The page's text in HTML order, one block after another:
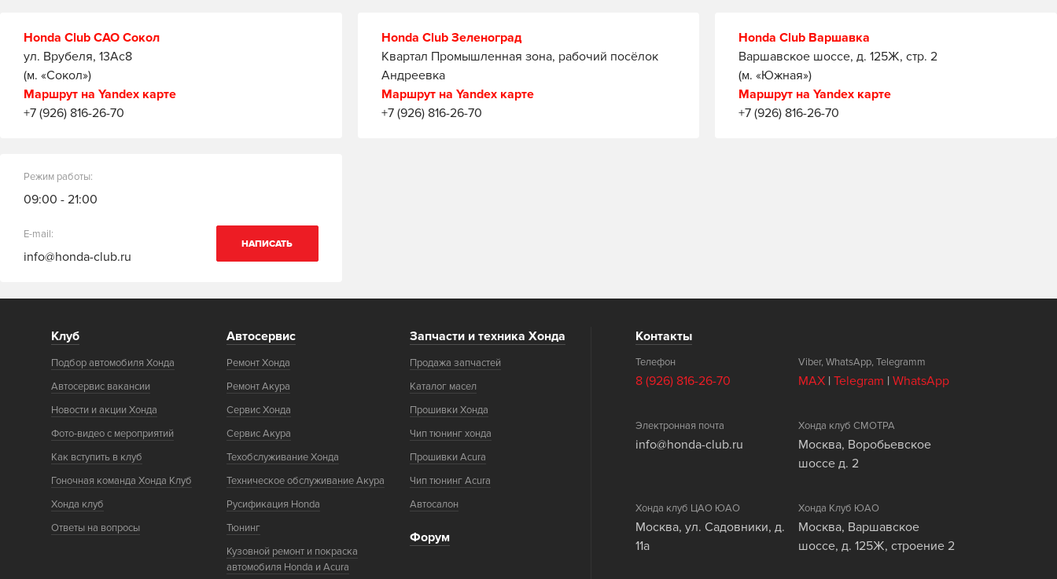
Honda Club САО Сокол
ул. Врубеля, 13Ас8
(м. «Сокол»)
Маршрут на Yandex карте
+7 (926) 816-26-70
Honda Club Зеленоград
Квартал Промышленная зона, рабочий посёлок
Андреевка
Маршрут на Yandex карте
+7 (926) 816-26-70
Honda Club Варшавка
Варшавское шоссе, д. 125Ж, стр. 2
(м. «Южная»)
Маршрут на Yandex карте
+7 (926) 816-26-70
Режим работы:
09:00 - 21:00
E-mail:
info@honda-club.ru
НАПИСАТЬ
Клуб
Подбор автомобиля Хонда
Автосервис вакансии
Новости и акции Хонда
Фото-видео с мероприятий
Как вступить в клуб
Гоночная команда Хонда Клуб
Хонда клуб
Ответы на вопросы
Автосервис
Ремонт Хонда
Ремонт Акура
Сервис Хонда
Сервис Акура
Техобслуживание Хонда
Техническое обслуживание Акура
Русификация Honda
Тюнинг
Кузовной ремонт и покраска
автомобиля Honda и Acura
Запчасти и техника Хонда
Продажа запчастей
Каталог масел
Прошивки Хонда
Чип тюнинг хонда
Прошивки Acura
Чип тюнинг Acura
Автосалон
Форум
Контакты
Телефон
8 (926) 816-26-70
Viber, WhatsApp, Telegramm
MAX |Telegram |WhatsApp
Электронная почта
info@honda-club.ru
Хонда клуб СМОТРА
Москва, Воробьевское
шоссе д. 2
Хонда клуб ЦАО ЮАО
Москва, ул. Садовники, д.
11а
Хонда Клуб ЮАО
Москва, Варшавское
шоссе, д. 125Ж, строение 2